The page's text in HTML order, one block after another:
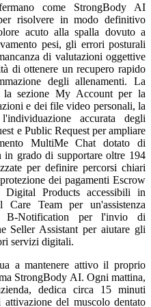
come StrongBody AI
risolvere in modo definitivo
acuto alla spalla dovuto a
pesi, gli errori posturali
di valutazioni oggettive
di ottenere un recupero rapido
degli allenamenti. La
la sezione My Account per la
e dei file video personali, la
accurata degli
e Public Request per ampliare
MultiMe Chat dotato di
in grado di supportare oltre 194
per definire percorsi chiari
dei pagamenti Escrow
Products accessibili in
Care Team per un'assistenza
Notification per l'invio di
Seller Assistant per aiutare gli
servizi digitali.
a mantenere attivo il proprio
StrongBody AI. Ogni mattina,
dedica circa 15 minuti
del muscolo dentato